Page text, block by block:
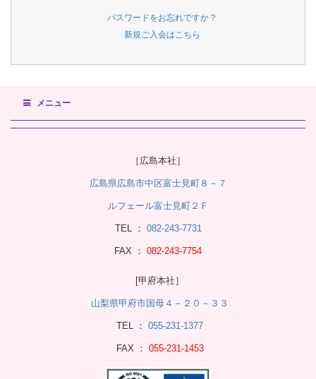
パスワードをお忘れですか？
新規ご入会はこちら
メニュー
［広島本社］
広島県広島市中区富士見町８－７
ルフェール富士見町２Ｆ
TEL ： 082-243-7731
FAX ： 082-243-7754
[甲府本社］
山梨県甲府市国母４－２０－３３
TEL ： 055-231-1377
FAX ： 055-231-1453